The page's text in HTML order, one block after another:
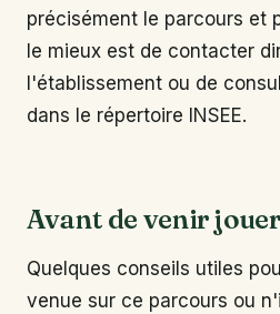
précisément le parcours et
le mieux est de contacter
l'établissement ou de
dans le répertoire INSEE.
Avant de venir jouer
Quelques conseils utiles
venue sur ce parcours ou